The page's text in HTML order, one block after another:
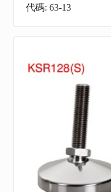
代碼: 63-13